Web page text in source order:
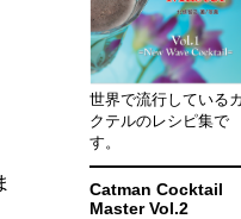
世界で流行しているカ
クテルのレシピ集で
す。
Catman Cocktail
Master Vol.2